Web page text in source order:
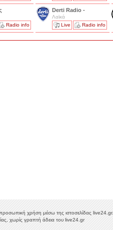
Radio info
Derti Radio -
Λαϊκά
Live
Radio info
χρήση μέσω της ιστοσελίδας live24.gr.
χωρίς γραπτή άδεια του live24.gr